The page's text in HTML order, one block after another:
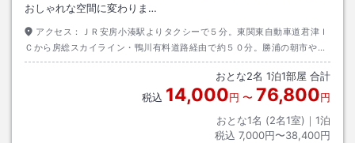
おしゃれな空間に変わりま…
アクセス：
ＪＲ安房小湊駅よりタクシーで５分。東関東自動車道君津Ｉ
Ｃから房総スカイライン・鴨川有料道路経由で約５０分。勝浦の朝市や九
十九里方面への北ルート、シーワールドやお花畑への南ルートと房総観光
おとな2名 1泊1部屋 合計
税込 14,000円 〜 76,800円
おとな1名 (2名1室)｜ 1泊
税込 7,000円〜38,400円